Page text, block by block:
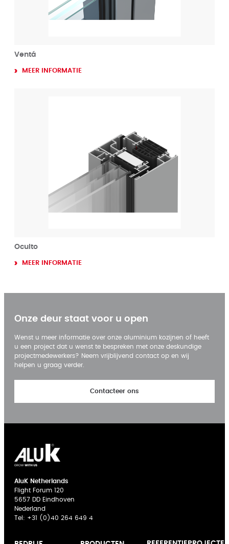
Ventá
MEER INFORMATIE
Oculto
MEER INFORMATIE
Onze deur staat voor u open
Wenst u meer informatie over onze aluminium kozijnen of heeft
u een project dat u wenst te bespreken met onze deskundige
projectmedewerkers? Neem vrijblijvend contact op en wij
helpen u graag verder.
Contacteer ons
AluK Netherlands
Flight Forum 120
5657 DD Eindhoven
Nederland
Tel: +31 (0)40 264 649 4